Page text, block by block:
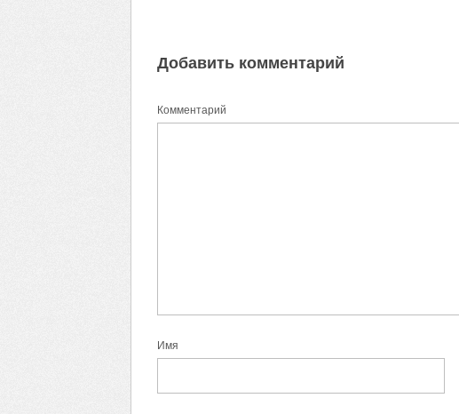
Добавить комментарий
Комментарий
Имя